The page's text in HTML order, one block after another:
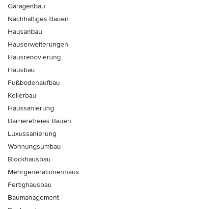
Garagenbau
Nachhaltiges Bauen
Hausanbau
Hauserweiterungen
Hausrenovierung
Hausbau
Fußbodenaufbau
Kellerbau
Haussanierung
Barrierefreies Bauen
Luxussanierung
Wohnungsumbau
Blockhausbau
Mehrgenerationenhaus
Fertighausbau
Baumanagement